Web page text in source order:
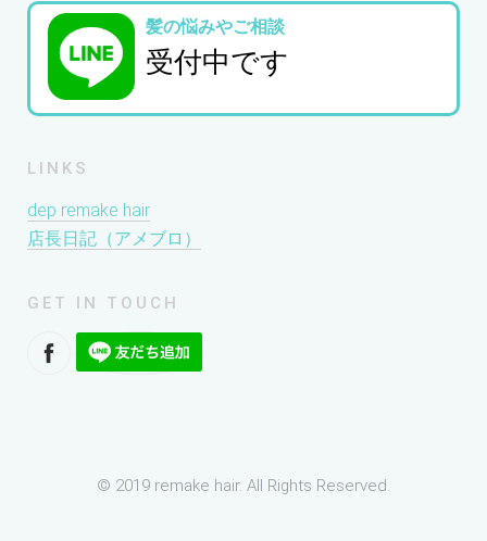
髪の悩みやご相談
受付中です
LINKS
dep remake hair
店長日記（アメブロ）
GET IN TOUCH
© 2019 remake hair. All Rights Reserved.